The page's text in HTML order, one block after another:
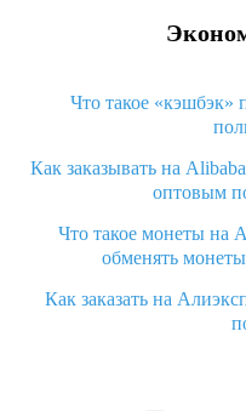
Что такое
Как заказывать на
оптовым
Что такое монеты на
обменять
Как заказать на
Что значит статус